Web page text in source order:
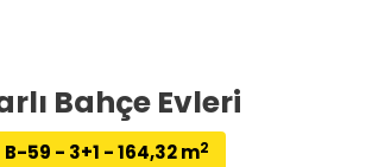
Bahçe Evleri
B-59 - 3+1 - 164,32 m2